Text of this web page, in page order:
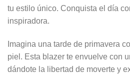
tu estilo único. Conquista el día
inspiradora.
Imagina una tarde de primavera
piel. Esta blazer te envuelve con
dándote la libertad de moverte y